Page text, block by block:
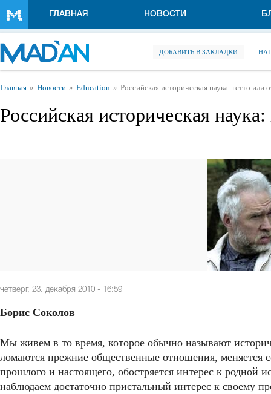
ГЛАВНАЯ НОВОСТИ
ДОБАВИТЬ В ЗАКЛАДКИ
Вы здесь
Главная Новости Education Российская историческая наука: гетто или
Российская историческая
четверг, 23. декабря 2010 - 16:59
Борис Соколов
Мы живем в то время, которое обычно называют
ломаются прежние общественные отношения, меняется
прошлого и настоящего, обостряется интерес к родной
наблюдаем достаточно пристальный интерес к своему